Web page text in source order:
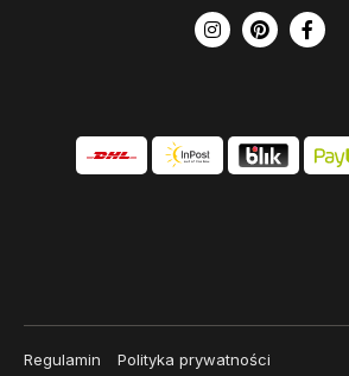
Regulamin Polityka prywatności